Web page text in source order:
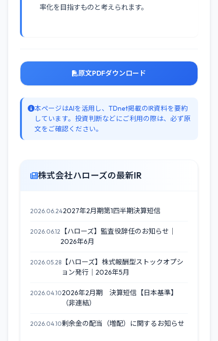
率化を目指すものと考えられます。
原文PDFダウンロード
本ページはAIを活用し、TDnet掲載のIR資料を要約
しています。投資判断などにご利用の際は、必ず原
文をご確認ください。
株式会社ハローズの最新IR
2026.06.242027年2月期第1四半期決算短信
2026.06.12
【ハローズ】監査役辞任のお知らせ｜
2026年6月
2026.05.28 【ハローズ】株式報酬型ストックオプシ
ョン発行｜2026年5月
2026.04.102026年2月期 決算短信【日本基準】
（非連結）
2026.04.10剰余金の配当（増配）に関するお知らせ